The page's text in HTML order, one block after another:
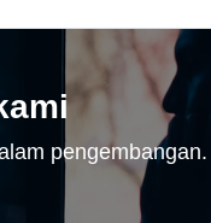
pengembangan.